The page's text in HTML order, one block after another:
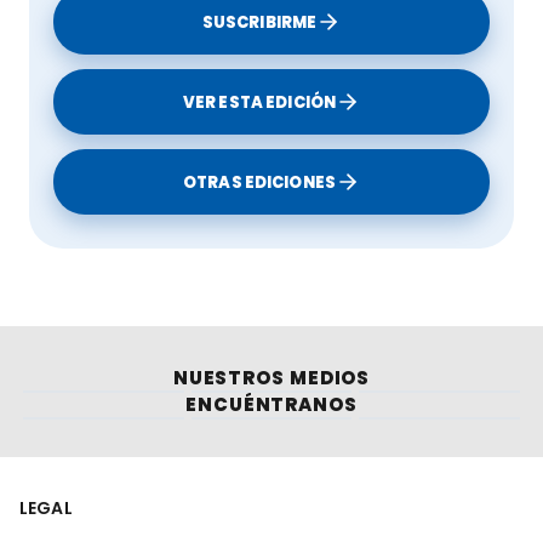
SUSCRIBIRME
VER ESTA EDICIÓN
OTRAS EDICIONES
NUESTROS MEDIOS
ENCUÉNTRANOS
LEGAL